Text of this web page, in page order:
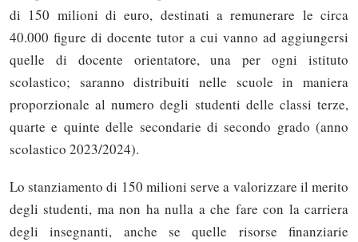
di 150 milioni di euro, destinati a remunerare le circa
40.000 figure di docente tutor a cui vanno ad aggiungersi
quelle di docente orientatore, una per ogni istituto
scolastico; saranno distribuiti nelle scuole in maniera
proporzionale al numero degli studenti delle classi terze,
quarte e quinte delle secondarie di secondo grado (anno
scolastico 2023/2024).
Lo stanziamento di 150 milioni serve a valorizzare il merito
degli studenti, ma non ha nulla a che fare con la carriera
degli insegnanti, anche se quelle risorse finanziarie